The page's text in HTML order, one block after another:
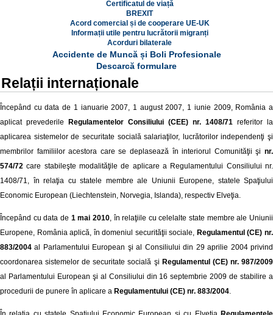
Certificatul de viață
BREXIT
Acord comercial și de cooperare UE-UK
Informații utile pentru lucrătorii migranți
Acorduri bilaterale
Accidente de Muncă și Boli Profesionale
Descarcă formulare
Relații internaționale
Începând cu data de 1 ianuarie 2007, 1 august 2007, 1 iunie 2009, România a
aplicat prevederile Regulamentelor Consiliului (CEE) nr. 1408/71 referitor la
aplicarea sistemelor de securitate socială salariaţilor, lucrătorilor independenţi şi
membrilor familiilor acestora care se deplasează în interiorul Comunităţii şi nr.
574/72 care stabileşte modalităţile de aplicare a Regulamentului Consiliului nr.
1408/71, în relaţia cu statele membre ale Uniunii Europene, statele Spaţiului
Economic European (Liechtenstein, Norvegia, Islanda), respectiv Elveţia.
Începând cu data de 1 mai 2010, în relaţiile cu celelalte state membre ale Uniunii
Europene, România aplică, în domeniul securităţii sociale, Regulamentul (CE) nr.
883/2004 al Parlamentului European şi al Consiliului din 29 aprilie 2004 privind
coordonarea sistemelor de securitate socială şi Regulamentul (CE) nr. 987/2009
al Parlamentului European şi al Consiliului din 16 septembrie 2009 de stabilire a
procedurii de punere în aplicare a Regulamentului (CE) nr. 883/2004.